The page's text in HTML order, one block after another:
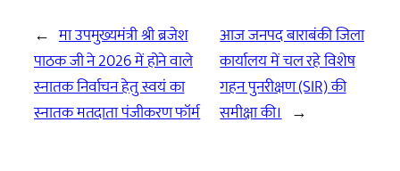
← मा उपमुख्यमंत्री श्री ब्रजेश
पाठक जी ने 2026 में होने वाले
स्नातक निर्वाचन हेतु स्वयं का
स्नातक मतदाता पंजीकरण फॉर्म
आज जनपद बाराबंकी जिला
कार्यालय में चल रहे विशेष
गहन पुनरीक्षण (SIR) की
समीक्षा की। →